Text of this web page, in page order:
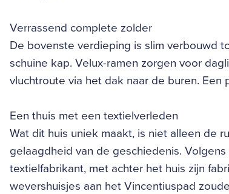
Verrassend complete zolder
De bovenste verdieping is slim verbouwd
schuine kap. Velux-ramen zorgen voor
vluchtroute via het dak naar de buren. Een
Een thuis met een textielverleden
Wat dit huis uniek maakt, is niet alleen de
gelaagdheid van de geschiedenis.
textielfabrikant, met achter het huis zijn
wevershuisjes aan het Vincentiuspad